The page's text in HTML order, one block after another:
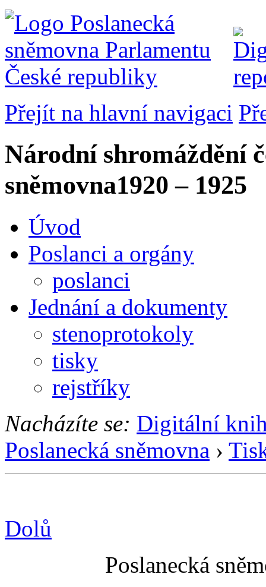
Přejít na hlavní navigaci
Národní shromáždění
sněmovna1920 – 1925
Úvod
Poslanci a orgány
poslanci
Jednání a dokumenty
stenoprotokoly
tisky
rejstříky
Nacházíte se: Digitální
Poslanecká sněmovna ›
Dolů
Poslanecká